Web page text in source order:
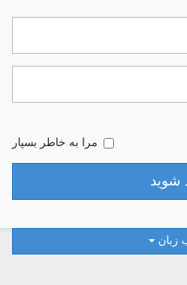
مرا به خاطر بسپار
زبان